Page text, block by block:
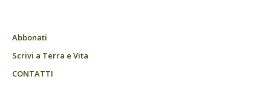
Abbonati
Scrivi a Terra e Vita
CONTATTI